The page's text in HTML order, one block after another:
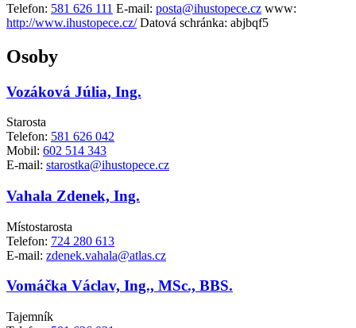
Telefon: 581 626 111 E-mail: posta@ihustopece.cz www:
http://www.ihustopece.cz/ Datová schránka: abjbqf5
Osoby
Vozáková Júlia, Ing.
Starosta
Telefon: 581 626 042
Mobil: 602 514 343
E-mail: starostka@ihustopece.cz
Vahala Zdenek, Ing.
Místostarosta
Telefon: 724 280 613
E-mail: zdenek.vahala@atlas.cz
Vomáčka Václav, Ing., MSc., BBS.
Tajemník